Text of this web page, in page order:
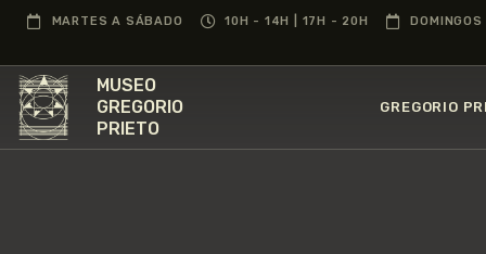
MARTES A SÁBADO 10H - 14H | 17H - 20H
MUSEO
GREGORIO
PRIETO
GREGORIO